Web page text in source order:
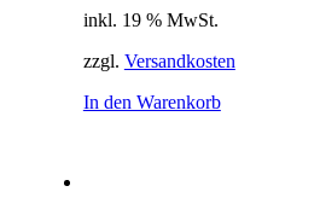
inkl. 19 % MwSt.
zzgl. Versandkosten
In den Warenkorb